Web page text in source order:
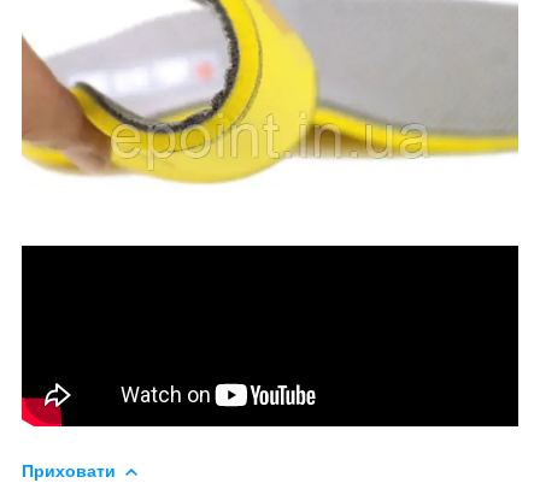
Приховати